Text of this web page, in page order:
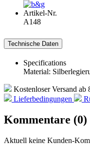
Artikel-Nr.
A148
Technische Daten
Specifications
Material:
Kostenloser Versand ab
Lieferbedingungen
Kommentare (0)
Aktuell keine Kunden-